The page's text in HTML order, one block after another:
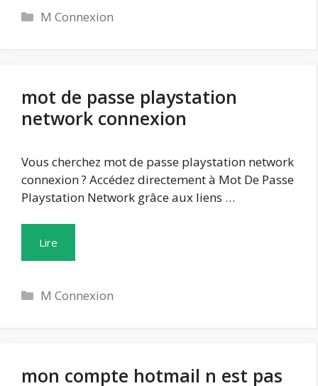
Catégories
M Connexion
mot de passe playstation
network connexion
Vous cherchez mot de passe playstation network
connexion ? Accédez directement à Mot De Passe
Playstation Network grâce aux liens …
Lire
Catégories
M Connexion
mon compte hotmail n est pas